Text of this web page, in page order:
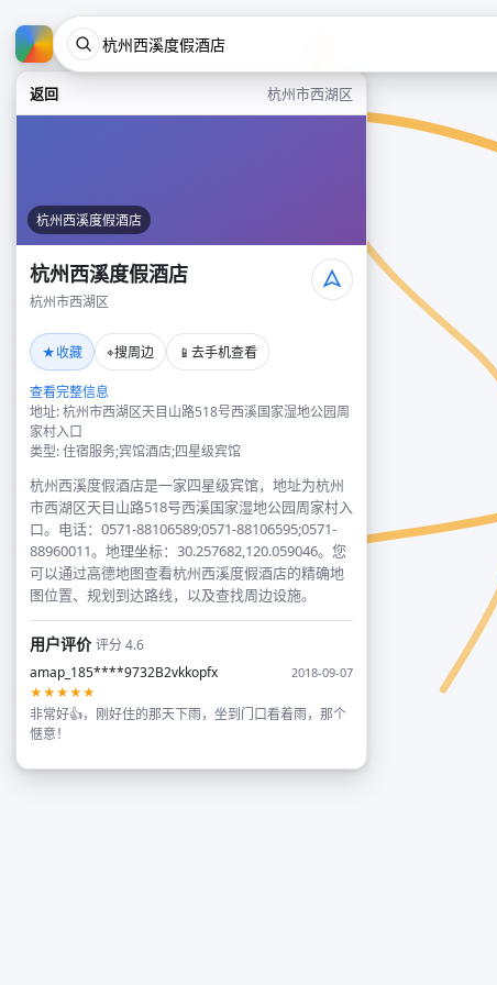
返回 杭州市西湖区
杭州西溪度假酒店
杭州西溪度假酒店
杭州市西湖区
★收藏 ⌖搜周边 📱 去手机查看
查看完整信息
地址: 杭州市西湖区天目山路518号西溪国家湿地公园周
家村入口
类型: 住宿服务;宾馆酒店;四星级宾馆
杭州西溪度假酒店是一家四星级宾馆，地址为杭州
市西湖区天目山路518号西溪国家湿地公园周家村入
口。电话：0571-88106589;0571-88106595;0571-
88960011。地理坐标：30.257682,120.059046。您
可以通过高德地图查看杭州西溪度假酒店的精确地
图位置、规划到达路线，以及查找周边设施。
用户评价评分 4.6
amap_185****9732B2vkkopfx
2018-09-07
★★★★★
非常好👍，刚好住的那天下雨，坐到门口看着雨，那个
惬意！